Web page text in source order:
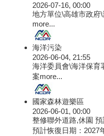
2026-07-16, 00:00
地方單位\高雄市政府
more...
海洋污染
2026-06-04, 21:55
海洋委員會\海洋保育
案more...
國家森林遊樂區
2026-06-01, 00:00
整修聯外道路,休園
預計恢復日期：2027